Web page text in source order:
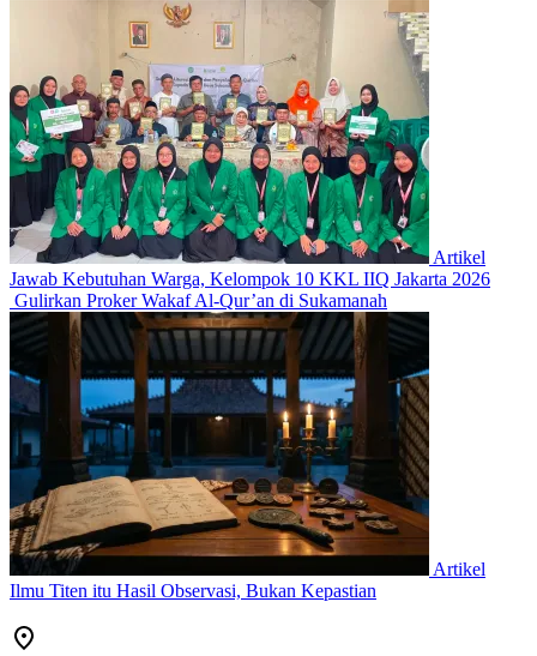
Artikel
Jawab Kebutuhan Warga, Kelompok 10 KKL IIQ Jakarta 2026
Gulirkan Proker Wakaf Al-Qur’an di Sukamanah
Artikel
Ilmu Titen itu Hasil Observasi, Bukan Kepastian